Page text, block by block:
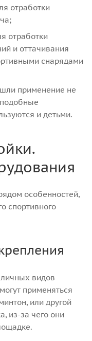
отработки
отработки
и оттачивания
снарядами
применение не
и детьми.
особенностей,
спортивного
видов
применяться
или другой
из-за чего они